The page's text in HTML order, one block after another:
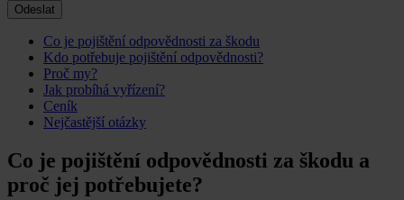
Odeslat
Co je pojištění odpovědnosti za škodu
Kdo potřebuje pojištění odpovědnosti?
Proč my?
Jak probíhá vyřízení?
Ceník
Nejčastější otázky
Co je pojištění odpovědnosti za škodu a
proč jej potřebujete?